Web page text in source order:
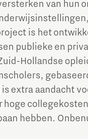
van hun
is het
publieke en
Hollandse
extra aandacht
hoge
hebben.